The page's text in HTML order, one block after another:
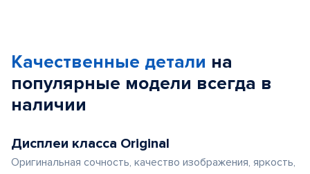
Качественные детали на
популярные модели всегда в
наличии
Дисплеи класса Original
Оригинальная сочность, качество изображения, яркость,